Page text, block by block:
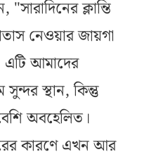
ক্লান্তি
নেওয়ার জায়গা
আমাদের
স্থান, কিন্তু
অবহেলিত।
কারণে এখন আর